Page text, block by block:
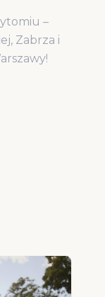
–
Zabrza i